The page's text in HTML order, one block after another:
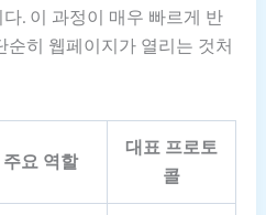
. 이 과정이 매우 빠르게 반
순히 웹페이지가 열리는 것처
주요 역할
대표 프로토
콜